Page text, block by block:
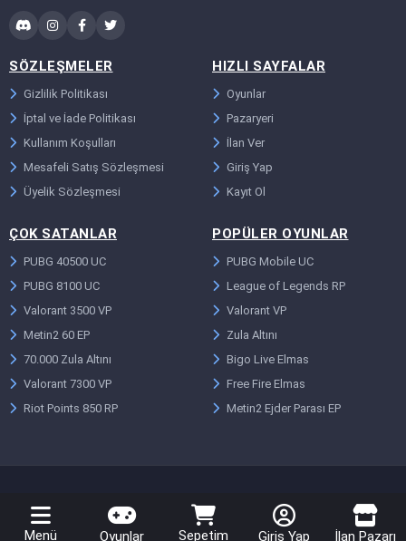
Menü Oyunlar Sepetim Giriş Yap İlan Pazarı
SÖZLEŞMELER
Gizlilik Politikası
İptal ve İade Politikası
Kullanım Koşulları
Mesafeli Satış Sözleşmesi
Üyelik Sözleşmesi
HIZLI SAYFALAR
Oyunlar
Pazaryeri
İlan Ver
Giriş Yap
Kayıt Ol
ÇOK SATANLAR
PUBG 40500 UC
PUBG 8100 UC
Valorant 3500 VP
Metin2 60 EP
70.000 Zula Altını
Valorant 7300 VP
Riot Points 850 RP
POPÜLER OYUNLAR
PUBG Mobile UC
League of Legends RP
Valorant VP
Zula Altını
Bigo Live Elmas
Free Fire Elmas
Metin2 Ejder Parası EP